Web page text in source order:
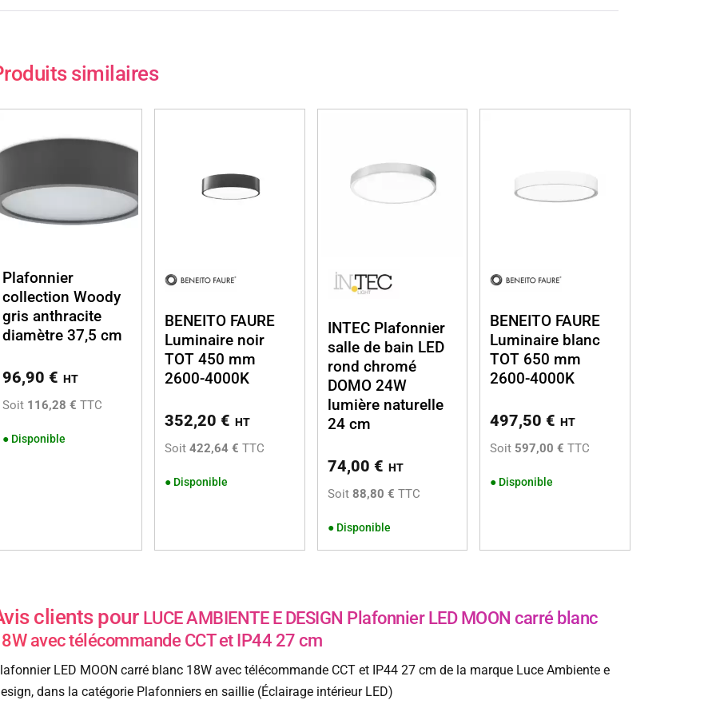
similaires
Plafonnier
collection Woody
gris anthracite
diamètre 37,5 cm
96,90 € HT
Soit 116,28 € TTC
● Disponible
BENEITO FAURE
Luminaire noir
TOT 450 mm
2600-4000K
352,20€ HT
Soit422,64 € TTC
● Disponible
INTEC Plafonnier
salle de bain LED
rond chromé
DOMO 24W
lumière naturelle
24 cm
74,00 € HT
Soit 88,80 € TTC
● Disponible
BENEITO FAURE
Luminaire blanc
TOT 650 mm
2600-4000K
497,50€ HT
Soit 597,00 € TTC
● Disponible
clients pour LUCE AMBIENTE E DESIGN Plafonnier LED MOON carré blanc
avec télécommande CCT et IP44 27 cm
LED MOON carré blanc 18W avec télécommande CCT et IP44 27 cm de la marque Luce Ambiente e
dans la catégorie Plafonniers en saillie (Éclairage intérieur LED)